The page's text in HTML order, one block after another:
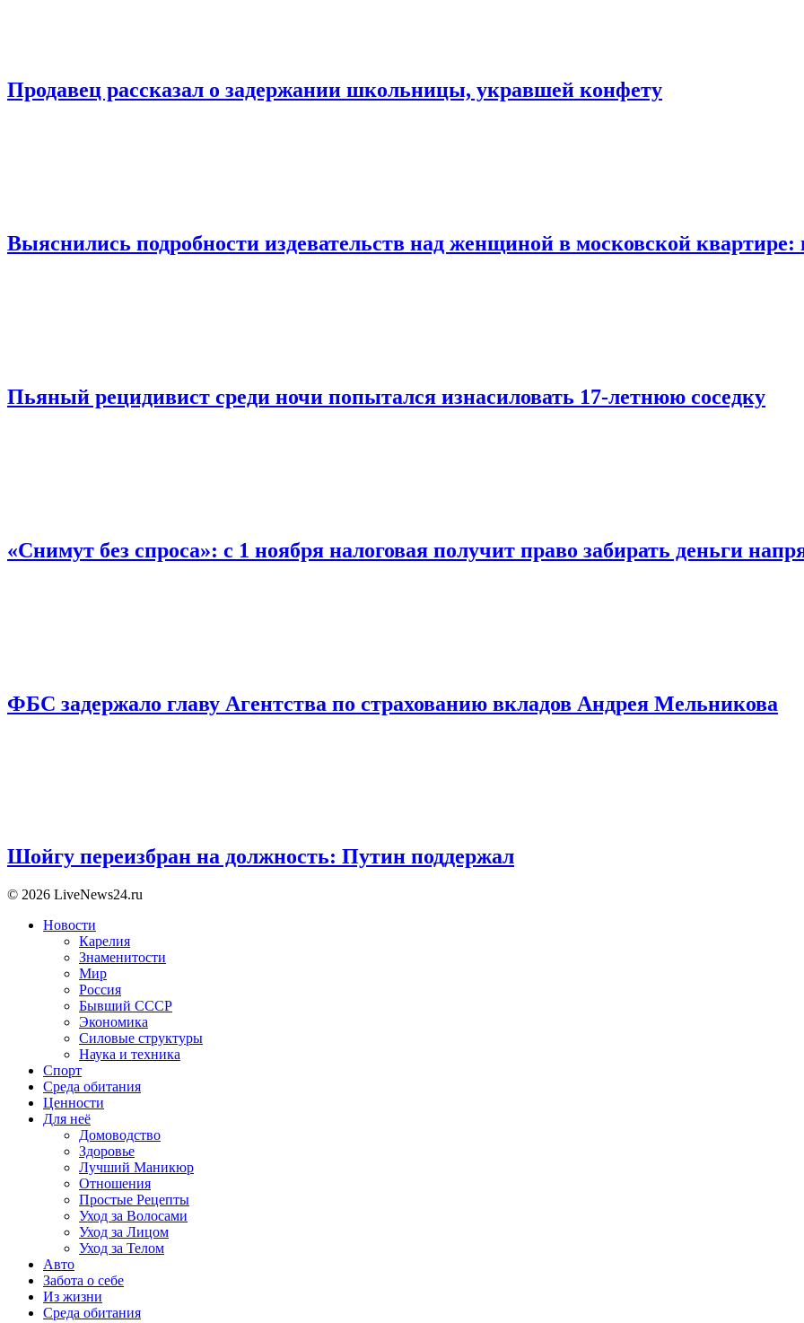
Продавец рассказал о задержании школьницы, укравшей конфету
Выяснились подробности издевательств над женщиной в московской квартире:
Пьяный рецидивист среди ночи попытался изнасиловать 17-летнюю соседку
«Снимут без спроса»: с 1 ноября налоговая получит право забирать деньги
ФБС задержало главу Агентства по страхованию вкладов Андрея Мельникова
Шойгу переизбран на должность: Путин поддержал
© 2026 LiveNews24.ru
Новости
Карелия
Знаменитости
Мир
Россия
Бывший СССР
Экономика
Силовые структуры
Наука и техника
Спорт
Среда обитания
Ценности
Для неё
Домоводство
Здоровье
Лучший Маникюр
Отношения
Простые Рецепты
Уход за Волосами
Уход за Лицом
Уход за Телом
Авто
Забота о себе
Из жизни
Среда обитания